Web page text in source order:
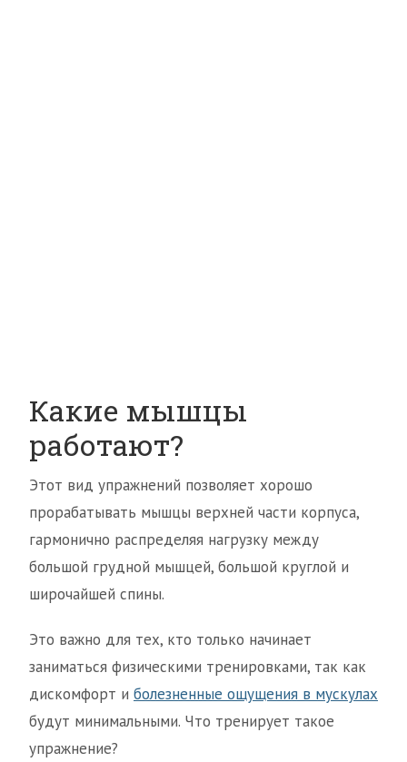
Какие мышцы
работают?
Этот вид упражнений позволяет хорошо
прорабатывать мышцы верхней части корпуса,
гармонично распределяя нагрузку между
большой грудной мышцей, большой круглой и
широчайшей спины.
Это важно для тех, кто только начинает
заниматься физическими тренировками, так как
дискомфорт и болезненные ощущения в мускулах
будут минимальными. Что тренирует такое
упражнение?